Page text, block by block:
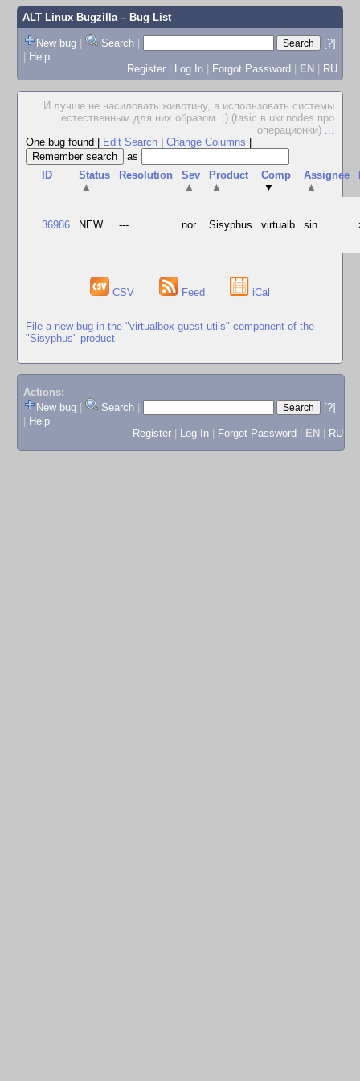
ALT Linux Bugzilla– Bug List
New bug | Search |
[?]
| Help
Register | Log In | Forgot Password | EN | RU
И лучше не насиловать животину, а использовать системы
естественным для них образом. ;) (tasic в ukr.nodes про
операционки) ...
One bug found
Edit Search Change Columns
as
ID
Status
▲
Resolution
Sev
▲
Product
▲
Comp
▼
Assignee
▲
36986 NEW --- nor Sisyphus virtualb sin
CSV Feed iCal
File a new bug in the "virtualbox-guest-utils" component of the
"Sisyphus" product
Actions:
New bug
Search
[?]
Help
Register
Log In Forgot Password EN RU